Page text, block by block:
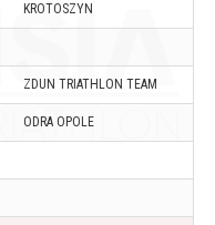
KROTOSZYN
ZDUN TRIATHLON TEAM
ODRA OPOLE